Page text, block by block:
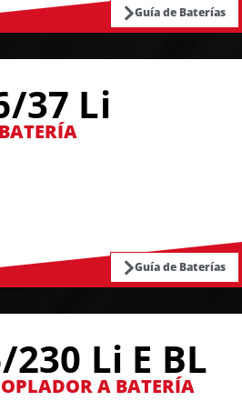
Guía de Baterías
37 Li
Guía de Baterías
230 Li E BL
A BATERÍA